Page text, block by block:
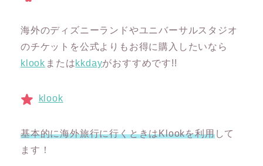
海外のディズニーランドやユニバーサルスタジオ
のチケットを公式よりもお得に購入したいなら
klook またはkkdayがおすすめです!!
klook
基本的に海外旅行に行くときはKlookを利用して
ます！